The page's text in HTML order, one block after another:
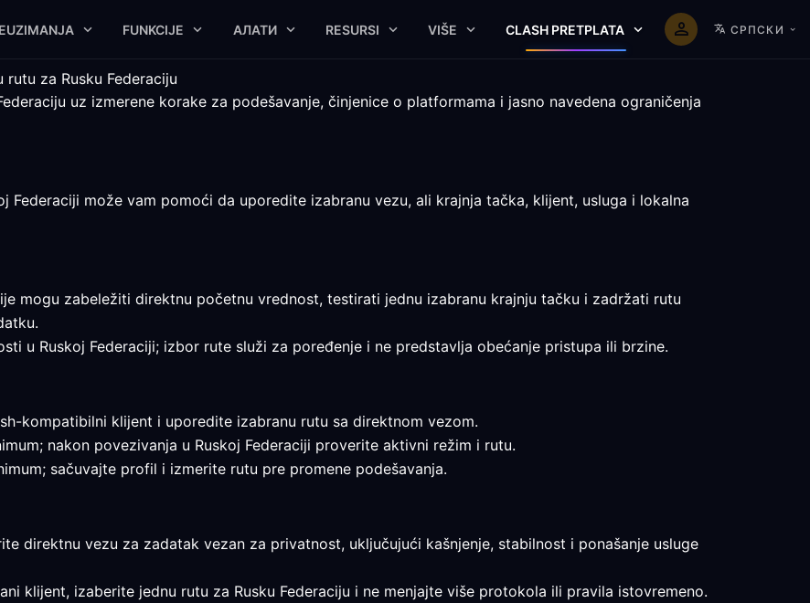
FUNKCIJE АЛАТИ RESURSI VIŠE CLASH PRETPLATA СРПСКИ
za Rusku Federaciju
uz izmerene korake za podešavanje, činjenice o platformama i jasno navedena ograničenja
Federaciji može vam pomoći da uporedite izabranu vezu, ali krajnja tačka, klijent, usluga i lokalna
mogu zabeležiti direktnu početnu vrednost, testirati jednu izabranu krajnju tačku i zadržati rutu
u Ruskoj Federaciji; izbor rute služi za poređenje i ne predstavlja obećanje pristupa ili brzine.
kompatibilni klijent i uporedite izabranu rutu sa direktnom vezom.
nakon povezivanja u Ruskoj Federaciji proverite aktivni režim i rutu.
sačuvajte profil i izmerite rutu pre promene podešavanja.
direktnu vezu za zadatak vezan za privatnost, uključujući kašnjenje, stabilnost i ponašanje usluge
klijent, izaberite jednu rutu za Rusku Federaciju i ne menjajte više protokola ili pravila istovremeno.